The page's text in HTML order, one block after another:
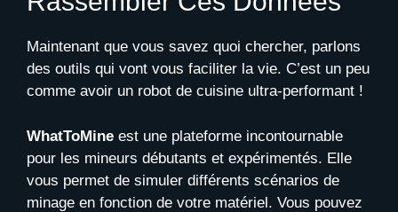
Maintenant que vous savez quoi chercher, parlons
des outils qui vont vous faciliter la vie. C’est un peu
comme avoir un robot de cuisine ultra-performant !
WhatToMine est une plateforme incontournable
pour les mineurs débutants et expérimentés. Elle
vous permet de simuler différents scénarios de
minage en fonction de votre matériel. Vous pouvez